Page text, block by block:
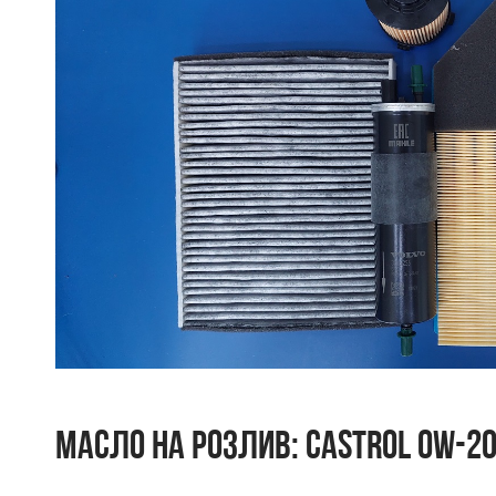
МАСЛО НА РОЗЛИВ: CASTROL 0W-20